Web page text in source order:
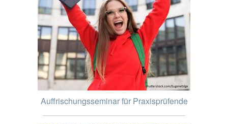
Auffrischungsseminar für Praxisprüfende